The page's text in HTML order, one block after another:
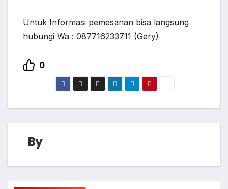
Untuk Informasi pemesanan bisa langsung
hubungi Wa : 087716233711 (Gery)
0
By